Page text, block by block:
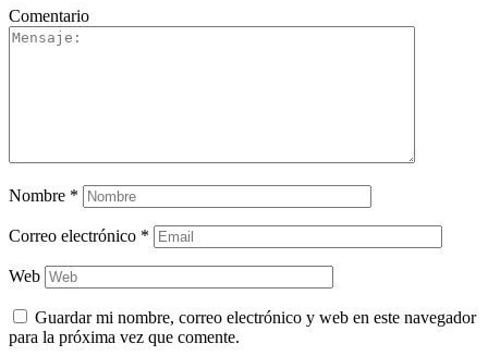
Comentario
Nombre *
Correo electrónico *
Web
Guardar mi nombre, correo electrónico y web en este navegador
para la próxima vez que comente.